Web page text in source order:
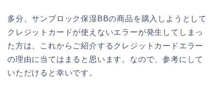
多分、サンブロック保湿BBの商品を購入しようとして
クレジットカードが使えないエラーが発生してしまっ
た方は、これからご紹介するクレジットカードエラー
の理由に当てはまると思います。なので、参考にして
いただけると幸いです。